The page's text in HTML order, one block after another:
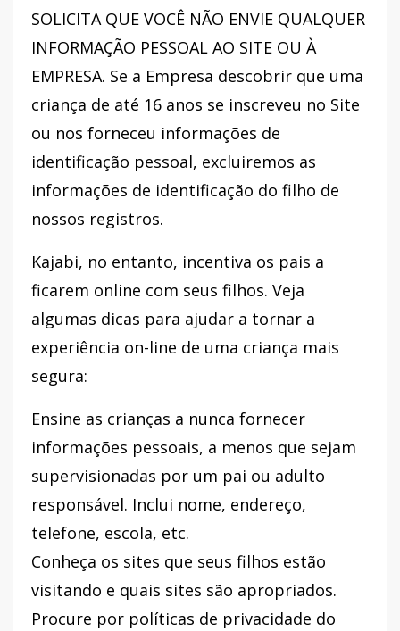
SOLICITA QUE VOCÊ NÃO ENVIE QUALQUER
INFORMAÇÃO PESSOAL AO SITE OU À
EMPRESA. Se a Empresa descobrir que uma
criança de até 16 anos se inscreveu no Site
ou nos forneceu informações de
identificação pessoal, excluiremos as
informações de identificação do filho de
nossos registros.
Kajabi, no entanto, incentiva os pais a
ficarem online com seus filhos. Veja
algumas dicas para ajudar a tornar a
experiência on-line de uma criança mais
segura:
Ensine as crianças a nunca fornecer
informações pessoais, a menos que sejam
supervisionadas por um pai ou adulto
responsável. Inclui nome, endereço,
telefone, escola, etc.
Conheça os sites que seus filhos estão
visitando e quais sites são apropriados.
Procure por políticas de privacidade do